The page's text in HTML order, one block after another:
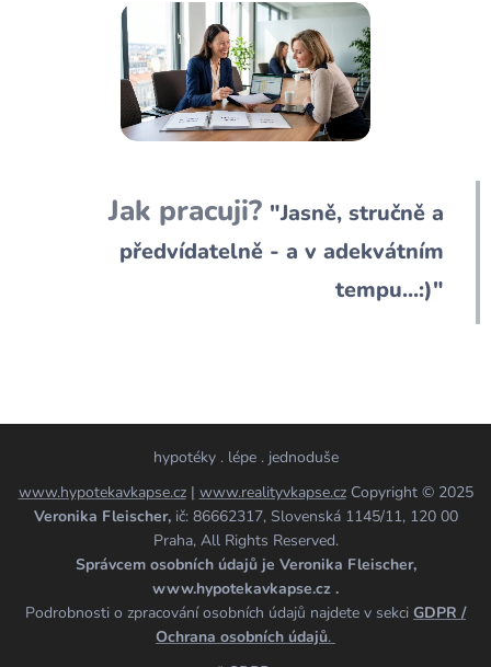
Jak pracuji? "Jasně, stručně a
předvídatelně - a v adekvátním
tempu...:)"
hypotéky . lépe . jednoduše
www.hypotekavkapse.cz | www.realityvkapse.czCopyright © 2025
Veronika Fleischer, ič: 86662317, Slovenská 1145/11, 120 00
Praha, All Rights Reserved.
Správcem osobních údajů je Veronika Fleischer,
www.hypotekavkapse.cz .
Podrobnosti o zpracování osobních údajů najdete v sekci GDPR /
Ochrana osobních údajů.